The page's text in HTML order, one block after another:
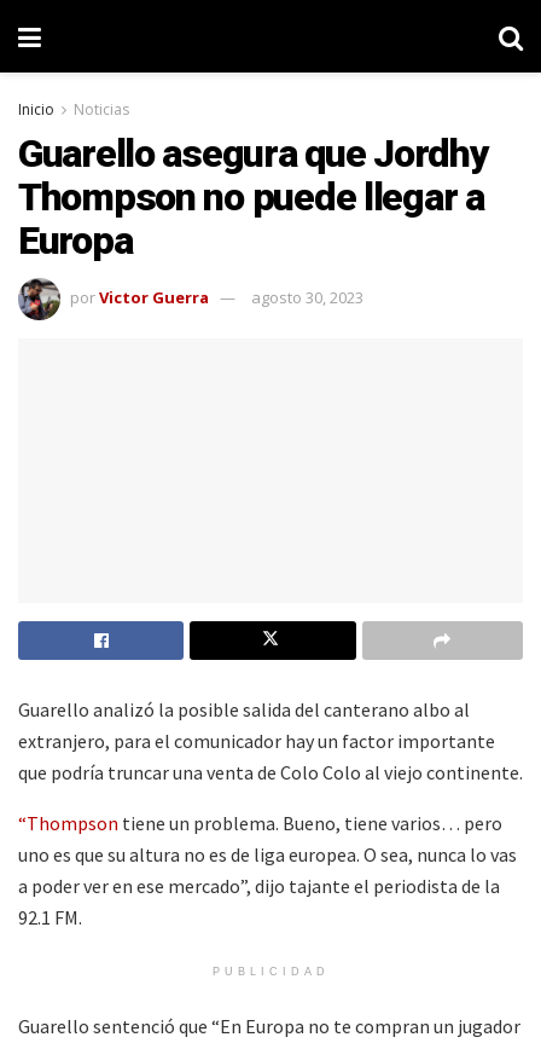
Inicio Noticias
Guarello asegura que Jordhy
Thompson no puede llegar a
Europa
porVictor Guerra agosto 30, 2023
Guarello analizó la posible salida del canterano albo al
extranjero, para el comunicador hay un factor importante
que podría truncar una venta de Colo Colo al viejo continente.
“Thompson tiene un problema. Bueno, tiene varios… pero
uno es que su altura no es de liga europea. O sea, nunca lo vas
a poder ver en ese mercado”, dijo tajante el periodista de la
92.1 FM.
PUBLICIDAD
Guarello sentenció que “En Europa no te compran un jugador